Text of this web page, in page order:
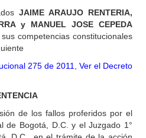
JAIME ARAUJO RENTERIA,
y MANUEL JOSE CEPEDA
sus competencias constitucionales
275 de 2011
Ver el Decreto
de los fallos proferidos por el
de Bogotá, D.C. y el Juzgado 1°